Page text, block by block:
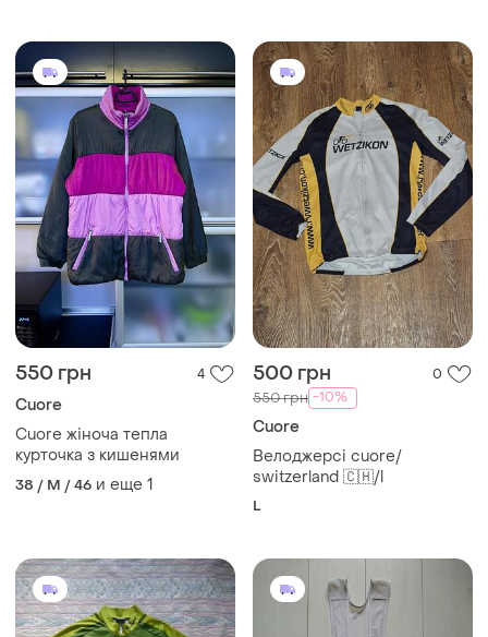
550 грн 4
Cuore
Cuore жіноча тепла
курточка з кишенями
38 / M / 46 и еще 1
500 грн 0
550 грн -10%
Cuore
Велоджерсi cuore/
switzerland 🇨🇭/l
L